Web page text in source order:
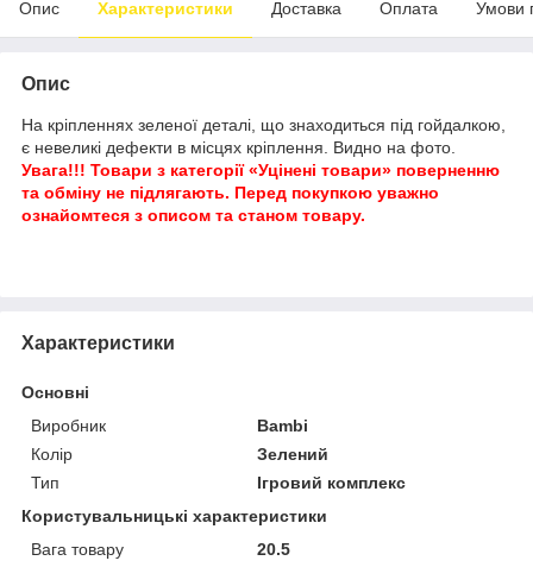
Опис Характеристики Доставка Оплата Умови
Опис
На кріпленнях зеленої деталі, що знаходиться під гойдалкою,
є невеликі дефекти в місцях кріплення. Видно на фото.
Увага!!! Товари з категорії «Уцінені товари» поверненню
та обміну не підлягають. Перед покупкою уважно
ознайомтеся з описом та станом товару.
Характеристики
Основні
Виробник
Bambi
Колір
Зелений
Тип
Ігровий комплекс
Користувальницькі характеристики
Вага товару
20.5